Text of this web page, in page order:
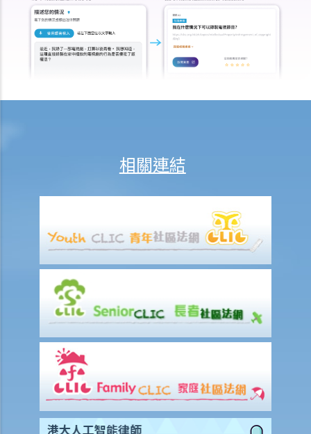
5. 我可以傳召專家證人嗎？
a. 誰是專家
b. 專業資格
7. 甚麼證據是可獲接納的？
8. 甚麼是傳聞證據？
A. 傳聞證據法則的例外
1. 普通法的例外規定
2. 法定例外規定
9. 控方可以就我的不良品格援引證據嗎？我可以就我的良好品格援引證
a. 不良品格的證據
2. 類同事實證據
相關連結